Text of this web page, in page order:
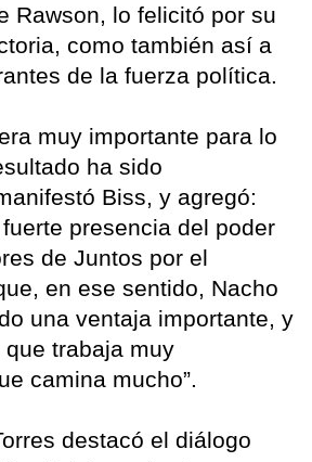
Rawson, lo felicitó por su
como también así a
de la fuerza política.
muy importante para lo
ha sido
Biss, y agregó:
presencia del poder
de Juntos por el
en ese sentido, Nacho
una ventaja importante, y
trabaja muy
camina mucho”.
destacó el diálogo